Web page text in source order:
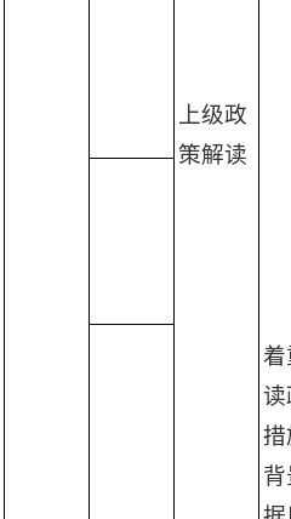
上级政
策解读
着
读
措